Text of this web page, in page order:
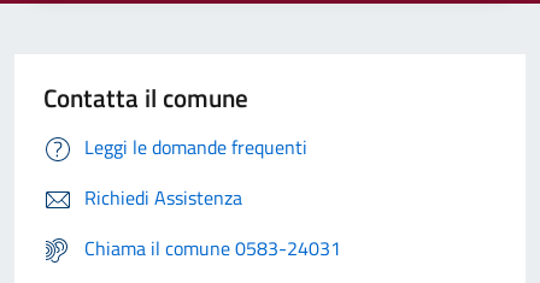
Contatta il comune
Leggi le domande frequenti
Richiedi Assistenza
Chiama il comune 0583-24031